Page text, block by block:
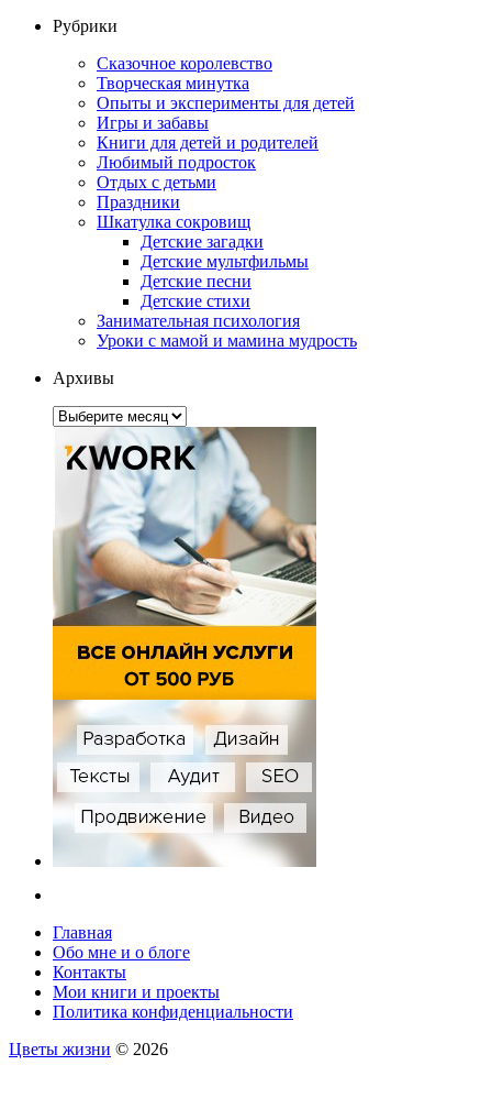
Рубрики
Сказочное королевство
Творческая минутка
Опыты и эксперименты для детей
Игры и забавы
Книги для детей и родителей
Любимый подросток
Отдых с детьми
Праздники
Шкатулка сокровищ
Детские загадки
Детские мультфильмы
Детские песни
Детские стихи
Занимательная психология
Уроки с мамой и мамина мудрость
Архивы
Архивы
Главная
Обо мне и о блоге
Контакты
Мои книги и проекты
Политика конфиденциальности
Цветы жизни © 2026